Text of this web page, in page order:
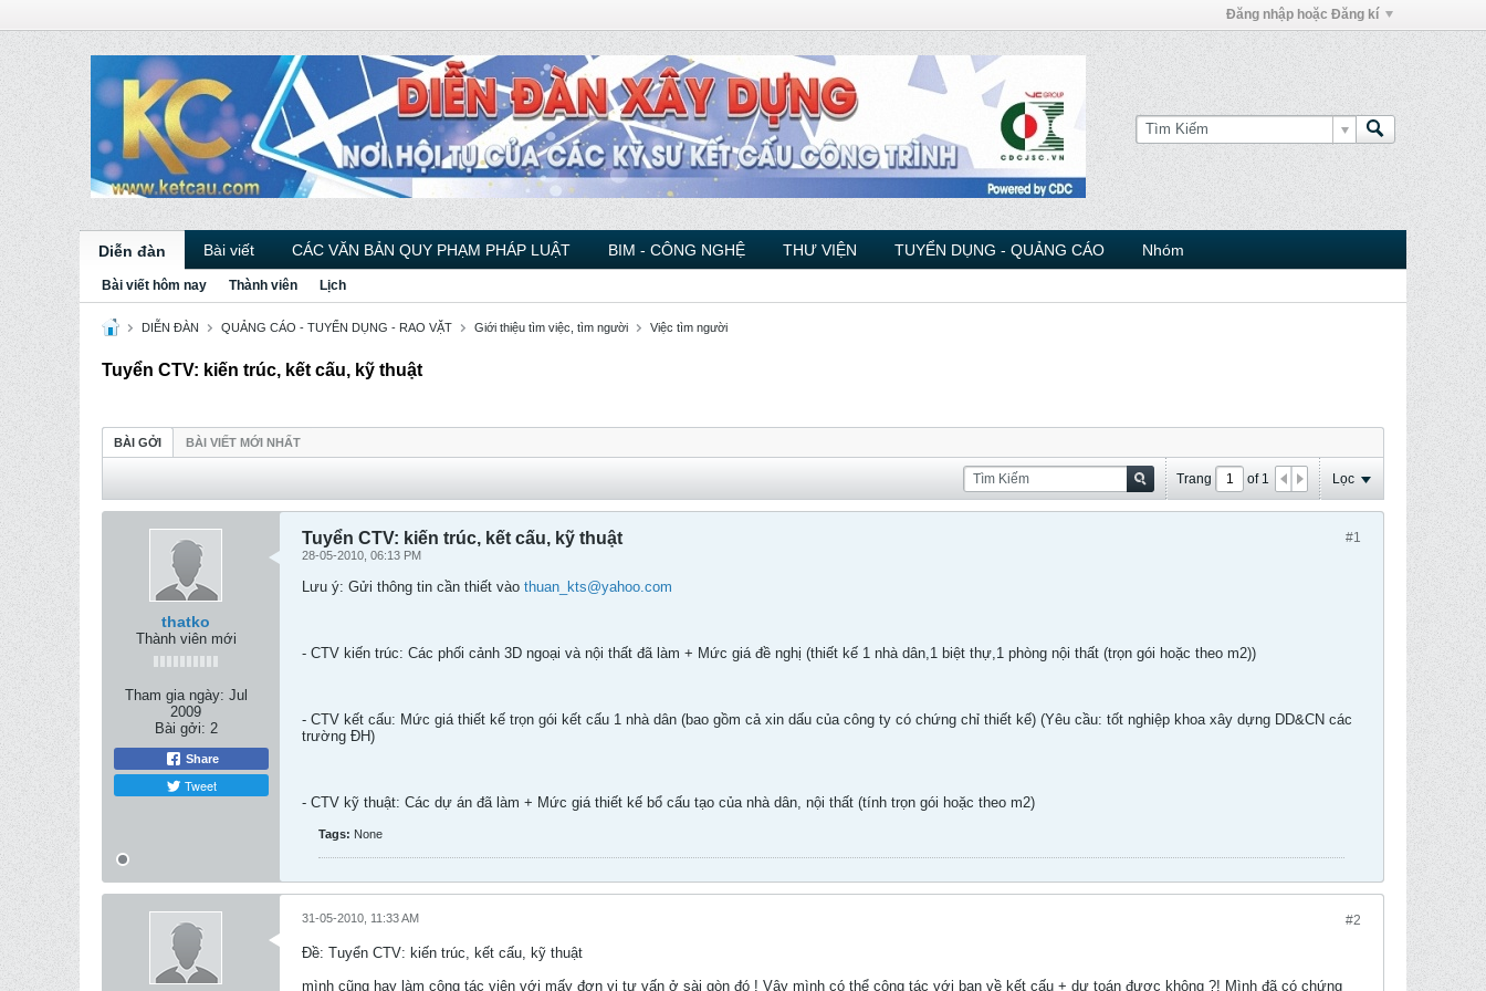
Đăng nhập hoặc Đăng kí
Diễn đàn Bài viết CÁC VĂN BẢN QUY PHẠM PHÁP LUẬT BIM - CÔNG NGHỆ THƯ VIỆN TUYỂN DỤNG - QUẢNG CÁO Nhóm
Bài viết hôm nay Thành viên Lịch
DIỄN ĐÀN QUẢNG CÁO - TUYỂN DỤNG - RAO VẶT Giới thiệu tìm việc, tìm người Việc tìm người
Tuyển CTV: kiến trúc, kết cấu, kỹ thuật
BÀI GỞI BÀI VIẾT MỚI NHẤT
Trang of 1 Lọc
thatko
Thành viên mới
Tham gia ngày: Jul
2009
Bài gởi: 2
Share
Tweet
#1
Tuyển CTV: kiến trúc, kết cấu, kỹ thuật
28-05-2010, 06:13 PM
Lưu ý: Gửi thông tin cần thiết vào thuan_kts@yahoo.com
- CTV kiến trúc: Các phối cảnh 3D ngoại và nội thất đã làm + Mức giá đề nghị (thiết kế 1 nhà dân,1 biệt thự,1 phòng nội thất (trọn gói hoặc theo m2))
- CTV kết cấu: Mức giá thiết kế trọn gói kết cấu 1 nhà dân (bao gồm cả xin dấu của công ty có chứng chỉ thiết kế) (Yêu cầu: tốt nghiệp khoa xây dựng DD&CN các
trường ĐH)
- CTV kỹ thuật: Các dự án đã làm + Mức giá thiết kế bổ cấu tạo của nhà dân, nội thất (tính trọn gói hoặc theo m2)
Tags: None
#2
31-05-2010, 11:33 AM
Ðề: Tuyển CTV: kiến trúc, kết cấu, kỹ thuật
mình cũng hay làm cộng tác viên với mấy đơn vị tư vấn ở sài gòn đó ! Vậy mình có thể cộng tác với bạn về kết cấu + dự toán được không ?! Mình đã có chứng